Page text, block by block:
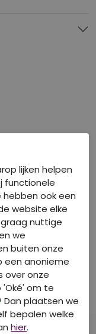
lijken helpen
functionele
ook een
website elke
nuttige
we
buiten onze
een anonieme
over onze
'Oké' om te
Dan plaatsen we
bepalen welke
hier.